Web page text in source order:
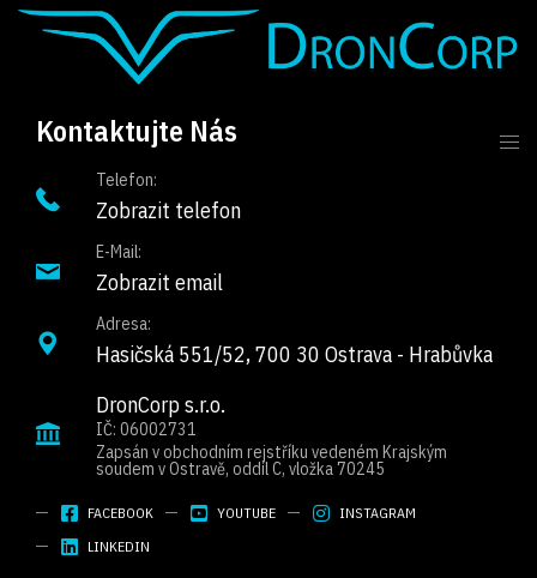
Kontaktujte Nás
Telefon:
Zobrazit telefon
E-Mail:
Zobrazit email
Adresa:
Hasičská 551/52, 700 30 Ostrava - Hrabůvka
DronCorp s.r.o.
IČ: 06002731
Zapsán v obchodním rejstříku vedeném Krajským
soudem v Ostravě, oddíl C, vložka 70245
FACEBOOK YOUTUBE
INSTAGRAM
LINKEDIN